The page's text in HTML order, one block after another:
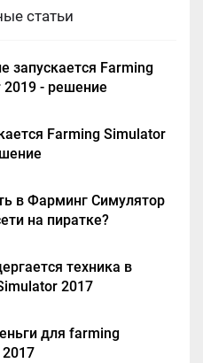
статьи
запускается Farming
2019 - решение
Farming Simulator
в Фарминг Симулятор
на пиратке?
техника в
2017
для farming